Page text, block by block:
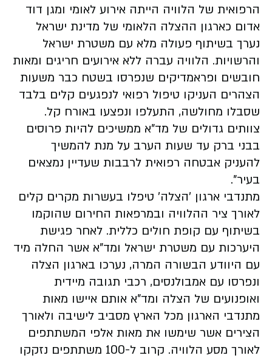
הרפואית של הלוויה הייתה אירוע לאומי ומגן דוד
אדום כארגון ההצלה הלאומי של מדינת ישראל
נערך בשיתוף פעולה מלא עם משטרת ישראל
והרשויות. הלוויה עברה ללא אירועים חריגים ומאות
חובשים ופראמדיקים שנפרסו בשטח כבר משעות
הצהרים העניקו טיפול רפואי לנפגעים קלים בלבד
שסבלו מחולשה, התעלפו ונפצעו באורח קל.
צוותים גדולים של מד"א ממשיכים להיות פרוסים
בבני ברק עד שעות הערב על מנת להמשיך
להעניק אבטחה רפואית לרבבות שעדיין נמצאים
בעיר".
מתנדבי ארגון 'הצלה' טיפלו בעשרות מקרים קלים
לאורך ציר ההלוויה ובמרפאות החירום שהוקמו
בשיתוף עם קופת חולים כללית. לאחר פגישת
היערכות עם משטרת ישראל ומד"א אשר החלה מיד
עם היוודע הבשורה המרה, נערכו בארגון הצלה
ונפרסו עם אמבולנסים, רכבי תגובה מיידית
ואופנועים של הצלה ומד"א אותם איישו מאות
מתנדבי הארגון מכל הארץ מסביב לישיבה ולאורך
הצירים אשר שימשו את מאות אלפי המשתתפים
לאורך מסע הלוויה. קרוב ל-100 משתתפים נזקקו